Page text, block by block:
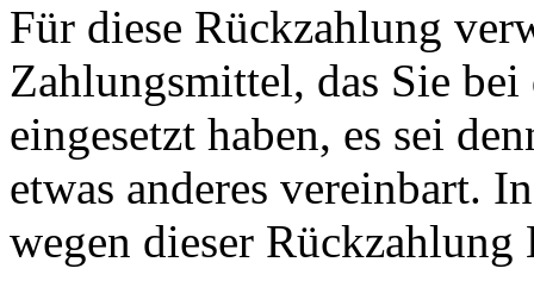
Für diese Rückzahlung
Zahlungsmittel, das Sie
eingesetzt haben, es sei
etwas anderes vereinbart.
wegen dieser Rückzahlung